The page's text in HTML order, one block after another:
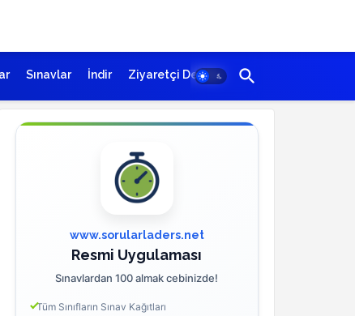
Sınavlar İndir Ziyaretçi Defteri
www.sorularladers.net
Resmi Uygulaması
Sınavlardan 100 almak cebinizde!
Tüm Sınıfların Sınav Kağıtları